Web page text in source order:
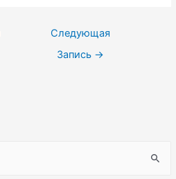
Следующая
Запись →